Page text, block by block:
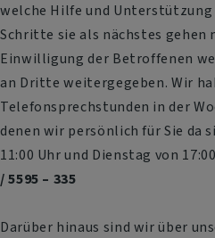
welche Hilfe und Unterstützung
Schritte sie als nächstes gehen
Einwilligung der Betroffenen
an Dritte weitergegeben. Wir
Telefonsprechstunden in der
denen wir persönlich für Sie da
11:00 Uhr und Dienstag von
/ 5595 – 335
Darüber hinaus sind wir über